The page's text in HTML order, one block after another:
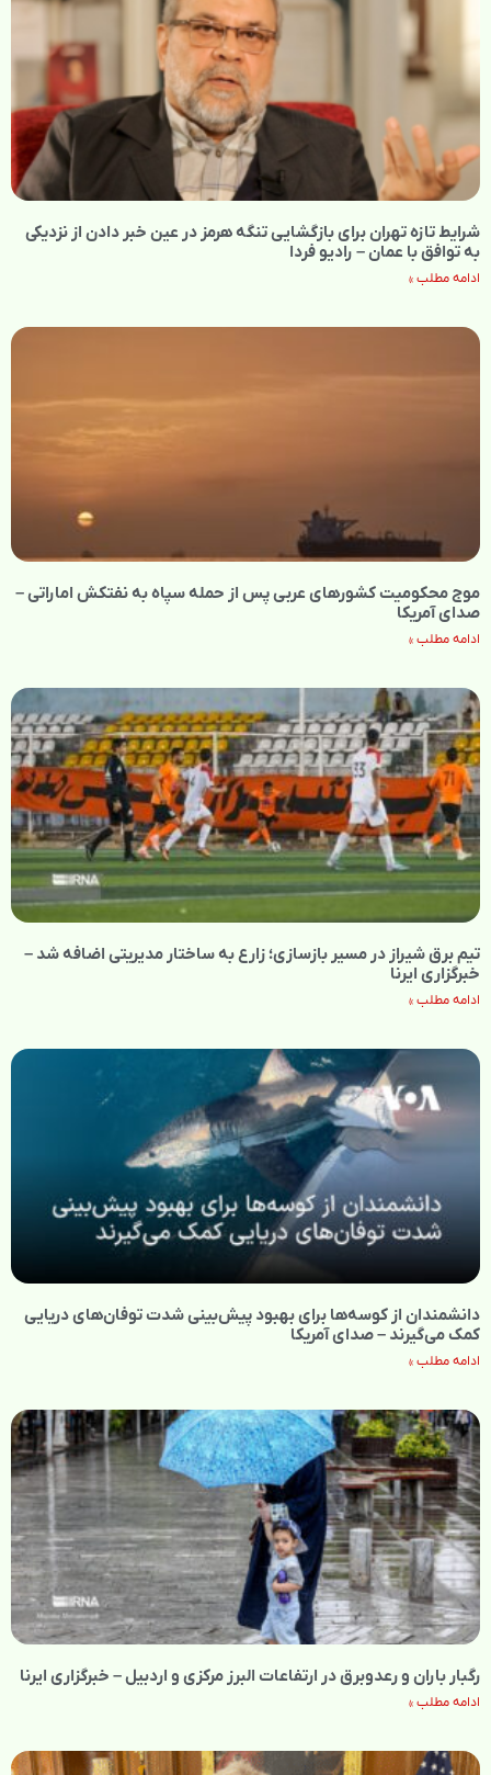
شرایط تازه تهران برای بازگشایی تنگه هرمز در عین خبر دادن از نزدیکی
به توافق با عمان – رادیو فردا
ادامه مطلب »
موج محکومیت کشورهای عربی پس از حمله سپاه به نفتکش اماراتی –
صدای آمریکا
ادامه مطلب »
تیم برق شیراز در مسیر بازسازی؛ زارع به ساختار مدیریتی اضافه شد –
خبرگزاری ایرنا
ادامه مطلب »
دانشمندان از کوسه‌ها برای بهبود پیش‌بینی شدت توفان‌های دریایی
کمک می‌گیرند – صدای آمریکا
ادامه مطلب »
رگبار باران و رعدوبرق در ارتفاعات البرز مرکزی و اردبیل – خبرگزاری ایرنا
ادامه مطلب »